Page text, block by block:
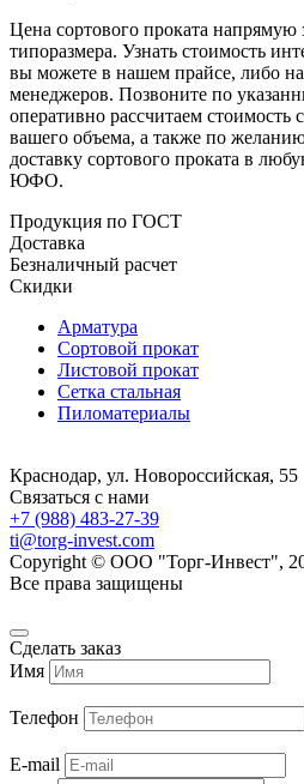
Цена сортового проката напрямую
типоразмера. Узнать стоимость
вы можете в нашем прайсе, либо
менеджеров. Позвоните по
оперативно рассчитаем стоимость
вашего объема, а также по
доставку сортового проката в
ЮФО.
Продукция по ГОСТ
Доставка
Безналичный расчет
Скидки
Арматура
Сортовой прокат
Листовой прокат
Сетка стальная
Пиломатериалы
Краснодар, ул. Новороссийская, 55
Связаться с нами
+7 (988) 483-27-39
ti@torg-invest.com
Copyright © ООО "Торг-Инвест",
Все права защищены
Сделать заказ
Имя
Телефон
E-mail